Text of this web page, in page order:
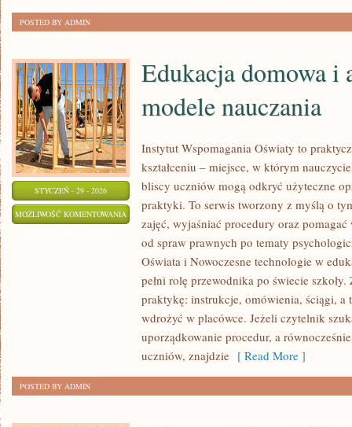
POSTED BY ADMIN
STYCZEŃ - 29 - 2026
MOŻLIWOŚĆ KOMENTOWANIA EDUKACJA
DOMOWA
Edukacja domowa i
modele nauczania
Instytut Wspomagania Oświaty to
kształceniu – miejsce, w którym
bliscy uczniów mogą odkryć użyteczne
praktyki. To serwis tworzony z myślą o
zajęć, wyjaśniać procedury oraz
od spraw prawnych po tematy
Oświata i Nowoczesne technologie w
pełni rolę przewodnika po świecie
praktykę: instrukcje, omówienia, ściągi, a
wdrożyć w placówce. Jeżeli czytelnik
uporządkowanie procedur, a
uczniów, znajdzie [ Read More ]
POSTED BY ADMIN